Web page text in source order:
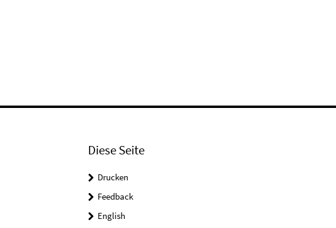
Diese Seite
Drucken
Feedback
English